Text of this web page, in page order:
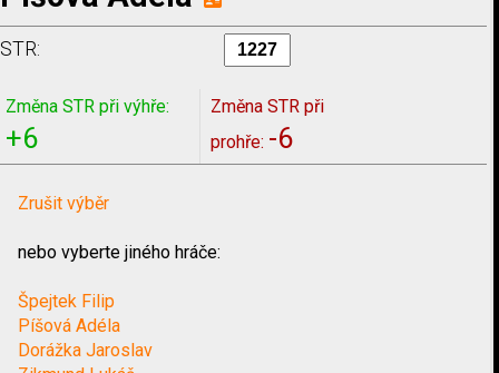
STR:
Změna STR při výhře:
+6
Změna STR při
prohře: -6
Zrušit výběr
nebo vyberte jiného hráče:
Špejtek Filip
Píšová Adéla
Dorážka Jaroslav